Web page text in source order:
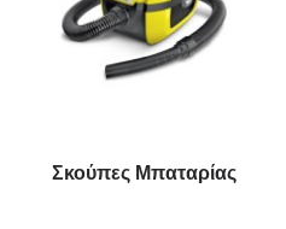
Σκούπες Μπαταρίας